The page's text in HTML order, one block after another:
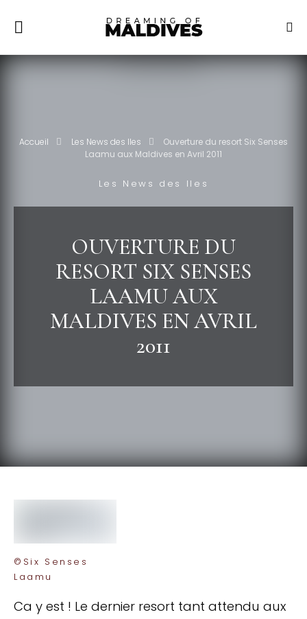
Accueil Les News des Iles
Ouverture du resort Six Senses
Laamu aux Maldives en Avril 2011
Les News des Iles
OUVERTURE DU
RESORT SIX SENSES
LAAMU AUX
MALDIVES EN AVRIL
2011
©Six Senses
Laamu
Ca y est ! Le dernier resort tant attendu aux